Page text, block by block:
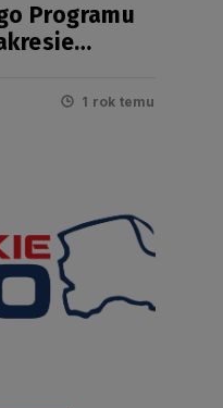
Programu
przyjęta
1 rok temu